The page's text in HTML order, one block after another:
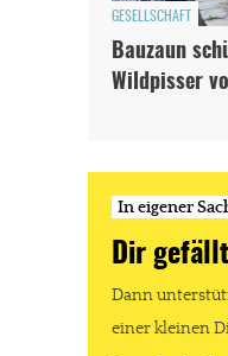
GESELLSCHAFT
Bauzaun
Wildpisser
In eigener
Dir
Dann
einer kleinen